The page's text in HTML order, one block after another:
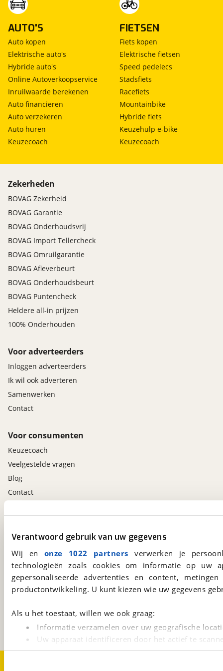
Verantwoord gebruik van uw gegevens
Wij en onze 1022 partners verwerken je
technologieën zoals cookies om informatie op
gepersonaliseerde advertenties en content,
productontwikkeling. U kunt kiezen wie uw gegevens
Als u het toestaat, willen we ook graag:
Informatie verzamelen over uw geografische
Uw apparaat identificeren door het actief te
Lees meer over hoe uw persoonlijke gegevens worden
AUTO'S
Auto kopen
Elektrische auto's
Hybride auto's
Online Autoverkoopservice
Inruilwaarde berekenen
Auto financieren
Auto verzekeren
Auto huren
Keuzecoach
FIETSEN
Fiets kopen
Elektrische fietsen
Speed pedelecs
Stadsfiets
Racefiets
Mountainbike
Hybride fiets
Keuzehulp e-bike
Keuzecoach
Zekerheden
BOVAG Zekerheid
BOVAG Garantie
BOVAG Onderhoudsvrij
BOVAG Import Tellercheck
BOVAG Omruilgarantie
BOVAG Afleverbeurt
BOVAG Onderhoudsbeurt
BOVAG Puntencheck
Heldere all-in prijzen
100% Onderhouden
Voor adverteerders
Inloggen adverteerders
Ik wil ook adverteren
Samenwerken
Contact
Voor consumenten
Keuzecoach
Veelgestelde vragen
Blog
Contact
viaBOVAG.nl
BOVAG
Altijd het meest recente aanbod bij de hand.